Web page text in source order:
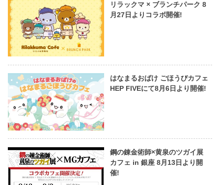
リラックマ × ブランチパーク 8
月27日よりコラボ開催!
はなまるおばけ ごほうびカフェ
HEP FIVEにて8月6日より開催!
鋼の錬金術師×黄泉のツガイ展
カフェ in 銀座 8月13日より開
催!